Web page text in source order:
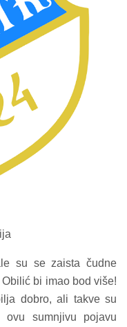
su se zaista čudne
bi imao bod više!
dobro, ali takve su
sumnjivu pojavu